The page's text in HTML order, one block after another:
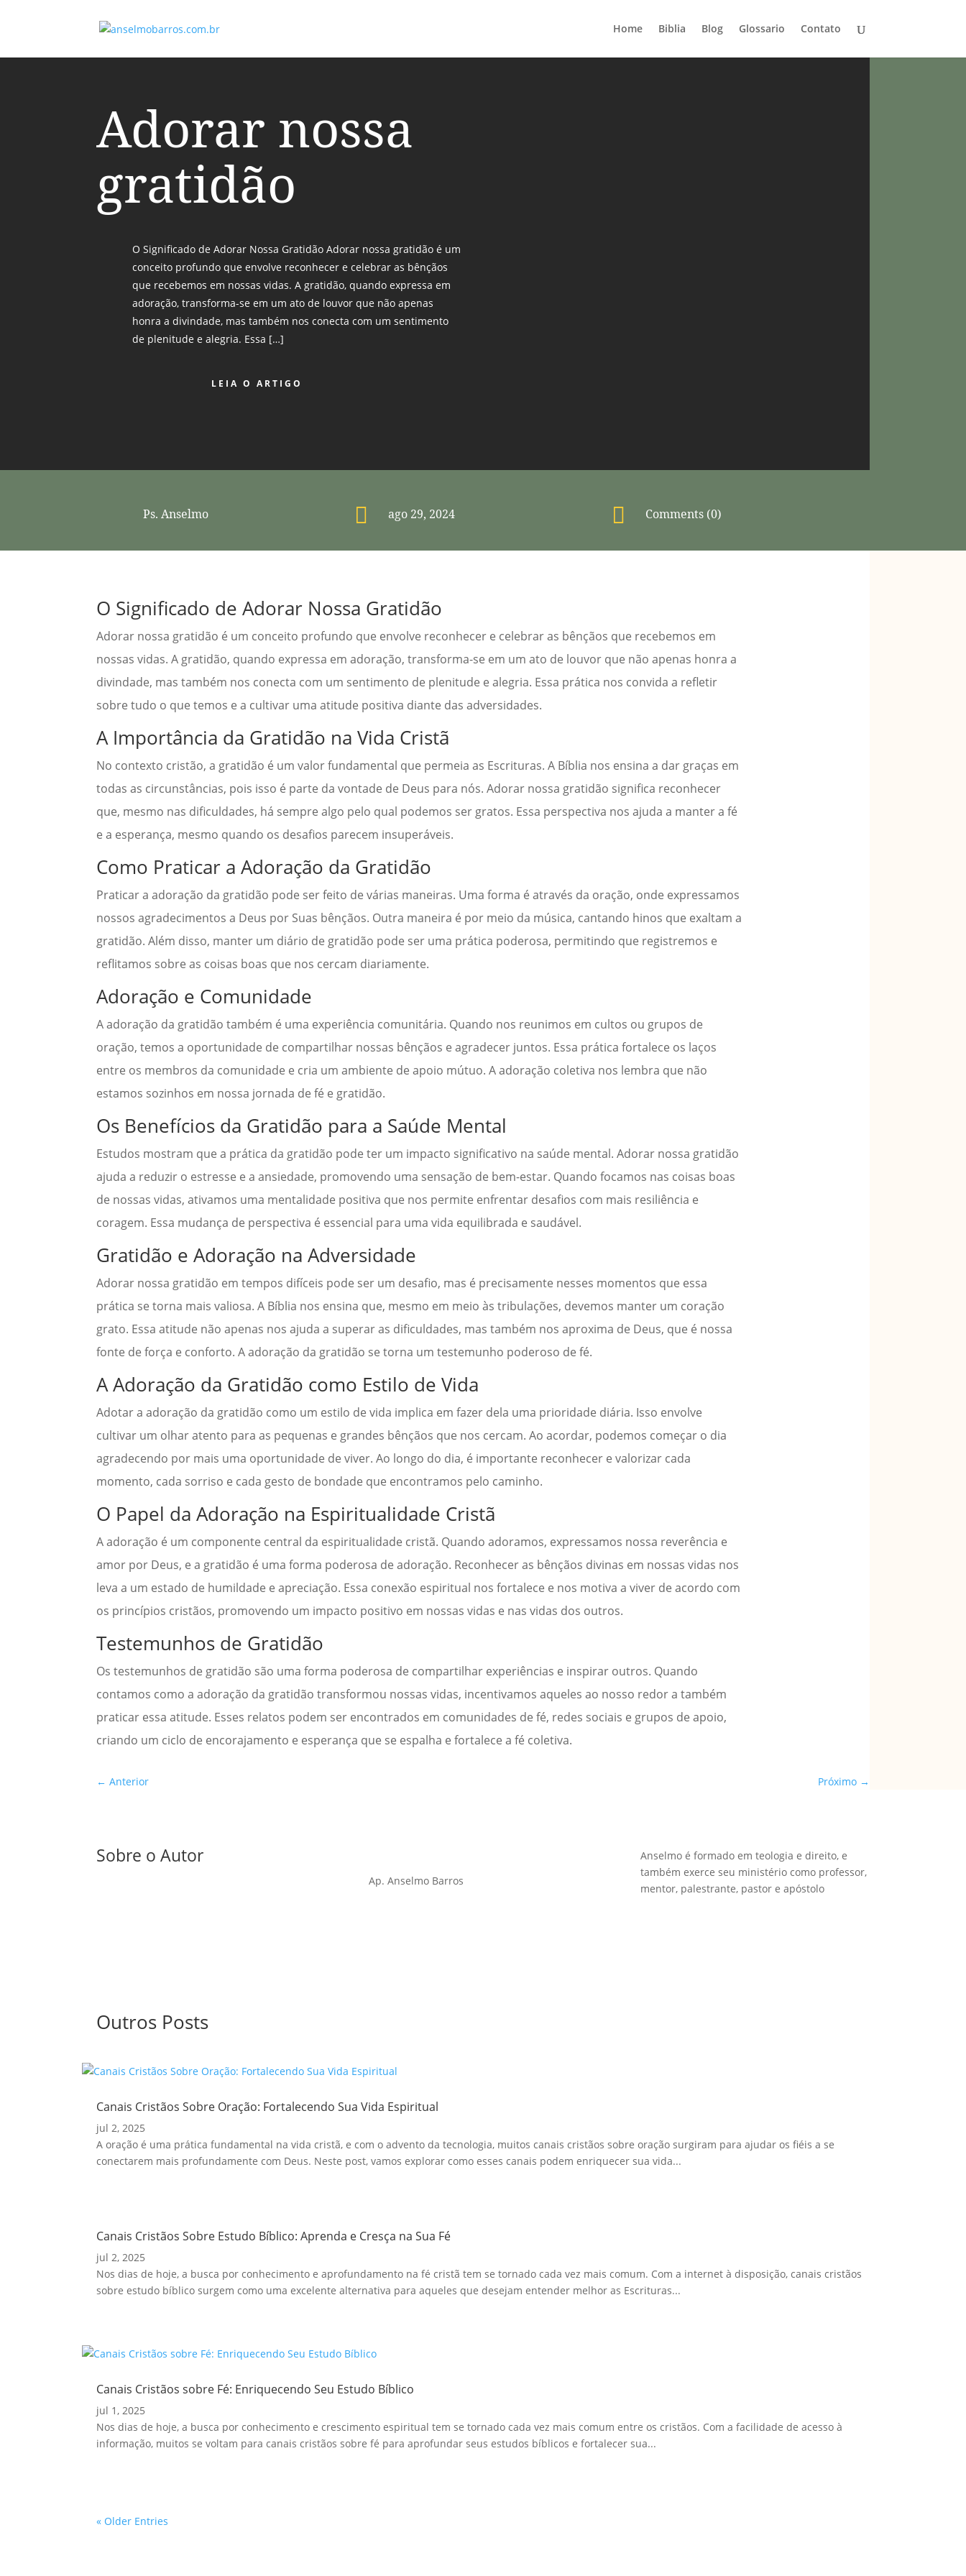
Home Biblia Blog Glossario Contato
Adorar nossa
gratidão
O Significado de Adorar Nossa Gratidão Adorar nossa gratidão é um
conceito profundo que envolve reconhecer e celebrar as bênçãos
que recebemos em nossas vidas. A gratidão, quando expressa em
adoração, transforma-se em um ato de louvor que não apenas
honra a divindade, mas também nos conecta com um sentimento
de plenitude e alegria. Essa […]
LEIA O ARTIGO
Ps. Anselmo  ago 29, 2024  Comments (0)
O Significado de Adorar Nossa Gratidão
Adorar nossa gratidão é um conceito profundo que envolve reconhecer e celebrar as bênçãos que recebemos em
nossas vidas. A gratidão, quando expressa em adoração, transforma-se em um ato de louvor que não apenas honra a
divindade, mas também nos conecta com um sentimento de plenitude e alegria. Essa prática nos convida a refletir
sobre tudo o que temos e a cultivar uma atitude positiva diante das adversidades.
A Importância da Gratidão na Vida Cristã
No contexto cristão, a gratidão é um valor fundamental que permeia as Escrituras. A Bíblia nos ensina a dar graças em
todas as circunstâncias, pois isso é parte da vontade de Deus para nós. Adorar nossa gratidão significa reconhecer
que, mesmo nas dificuldades, há sempre algo pelo qual podemos ser gratos. Essa perspectiva nos ajuda a manter a fé
e a esperança, mesmo quando os desafios parecem insuperáveis.
Como Praticar a Adoração da Gratidão
Praticar a adoração da gratidão pode ser feito de várias maneiras. Uma forma é através da oração, onde expressamos
nossos agradecimentos a Deus por Suas bênçãos. Outra maneira é por meio da música, cantando hinos que exaltam a
gratidão. Além disso, manter um diário de gratidão pode ser uma prática poderosa, permitindo que registremos e
reflitamos sobre as coisas boas que nos cercam diariamente.
Adoração e Comunidade
A adoração da gratidão também é uma experiência comunitária. Quando nos reunimos em cultos ou grupos de
oração, temos a oportunidade de compartilhar nossas bênçãos e agradecer juntos. Essa prática fortalece os laços
entre os membros da comunidade e cria um ambiente de apoio mútuo. A adoração coletiva nos lembra que não
estamos sozinhos em nossa jornada de fé e gratidão.
Os Benefícios da Gratidão para a Saúde Mental
Estudos mostram que a prática da gratidão pode ter um impacto significativo na saúde mental. Adorar nossa gratidão
ajuda a reduzir o estresse e a ansiedade, promovendo uma sensação de bem-estar. Quando focamos nas coisas boas
de nossas vidas, ativamos uma mentalidade positiva que nos permite enfrentar desafios com mais resiliência e
coragem. Essa mudança de perspectiva é essencial para uma vida equilibrada e saudável.
Gratidão e Adoração na Adversidade
Adorar nossa gratidão em tempos difíceis pode ser um desafio, mas é precisamente nesses momentos que essa
prática se torna mais valiosa. A Bíblia nos ensina que, mesmo em meio às tribulações, devemos manter um coração
grato. Essa atitude não apenas nos ajuda a superar as dificuldades, mas também nos aproxima de Deus, que é nossa
fonte de força e conforto. A adoração da gratidão se torna um testemunho poderoso de fé.
A Adoração da Gratidão como Estilo de Vida
Adotar a adoração da gratidão como um estilo de vida implica em fazer dela uma prioridade diária. Isso envolve
cultivar um olhar atento para as pequenas e grandes bênçãos que nos cercam. Ao acordar, podemos começar o dia
agradecendo por mais uma oportunidade de viver. Ao longo do dia, é importante reconhecer e valorizar cada
momento, cada sorriso e cada gesto de bondade que encontramos pelo caminho.
O Papel da Adoração na Espiritualidade Cristã
A adoração é um componente central da espiritualidade cristã. Quando adoramos, expressamos nossa reverência e
amor por Deus, e a gratidão é uma forma poderosa de adoração. Reconhecer as bênçãos divinas em nossas vidas nos
leva a um estado de humildade e apreciação. Essa conexão espiritual nos fortalece e nos motiva a viver de acordo com
os princípios cristãos, promovendo um impacto positivo em nossas vidas e nas vidas dos outros.
Testemunhos de Gratidão
Os testemunhos de gratidão são uma forma poderosa de compartilhar experiências e inspirar outros. Quando
contamos como a adoração da gratidão transformou nossas vidas, incentivamos aqueles ao nosso redor a também
praticar essa atitude. Esses relatos podem ser encontrados em comunidades de fé, redes sociais e grupos de apoio,
criando um ciclo de encorajamento e esperança que se espalha e fortalece a fé coletiva.
←Anterior Próximo→
Sobre o Autor
Ap. Anselmo Barros
Anselmo é formado em teologia e direito, e
também exerce seu ministério como professor,
mentor, palestrante, pastor e apóstolo
Outros Posts
Canais Cristãos Sobre Oração: Fortalecendo Sua Vida Espiritual
jul 2, 2025
A oração é uma prática fundamental na vida cristã, e com o advento da tecnologia, muitos canais cristãos sobre oração surgiram para ajudar os fiéis a se
conectarem mais profundamente com Deus. Neste post, vamos explorar como esses canais podem enriquecer sua vida...
Canais Cristãos Sobre Estudo Bíblico: Aprenda e Cresça na Sua Fé
jul 2, 2025
Nos dias de hoje, a busca por conhecimento e aprofundamento na fé cristã tem se tornado cada vez mais comum. Com a internet à disposição, canais cristãos
sobre estudo bíblico surgem como uma excelente alternativa para aqueles que desejam entender melhor as Escrituras...
Canais Cristãos sobre Fé: Enriquecendo Seu Estudo Bíblico
jul 1, 2025
Nos dias de hoje, a busca por conhecimento e crescimento espiritual tem se tornado cada vez mais comum entre os cristãos. Com a facilidade de acesso à
informação, muitos se voltam para canais cristãos sobre fé para aprofundar seus estudos bíblicos e fortalecer sua...
« Older Entries